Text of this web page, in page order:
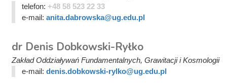
telefon: +48 58 523 22 33
e-mail: anita.dabrowska@ug.edu.pl
dr Denis Dobkowski-Ryłko
Zakład Oddziaływań Fundamentalnych, Grawitacji i Kosmologii
e-mail: denis.dobkowski-rylko@ug.edu.pl